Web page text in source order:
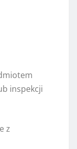
inspekcji
z